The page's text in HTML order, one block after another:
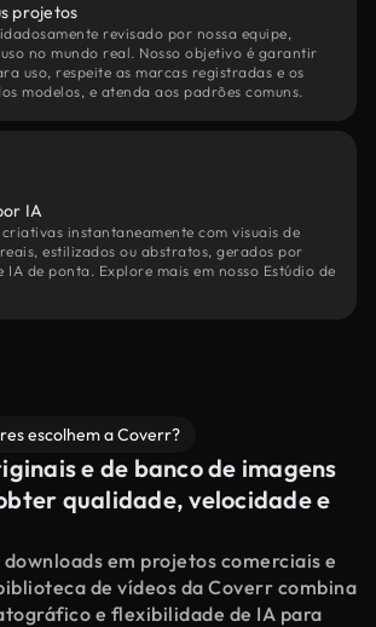
projetos
revisado por nossa equipe,
no mundo real. Nosso objetivo é garantir
uso, respeite as marcas registradas e os
modelos, e atenda aos padrões comuns.
IA
instantaneamente com visuais de
estilizados ou abstratos, gerados por
IA de ponta. Explore mais em nosso Estúdio de
escolhem a Coverr?
e de banco de imagens
qualidade, velocidade e
em projetos comerciais e
de vídeos da Coverr combina
e flexibilidade de IA para